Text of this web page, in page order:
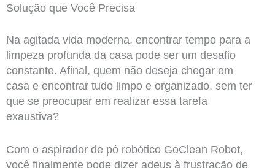
Solução que Você Precisa
Na agitada vida moderna, encontrar tempo para a
limpeza profunda da casa pode ser um desafio
constante. Afinal, quem não deseja chegar em
casa e encontrar tudo limpo e organizado, sem ter
que se preocupar em realizar essa tarefa
exaustiva?
Com o aspirador de pó robótico GoClean Robot,
você finalmente pode dizer adeus à frustração de